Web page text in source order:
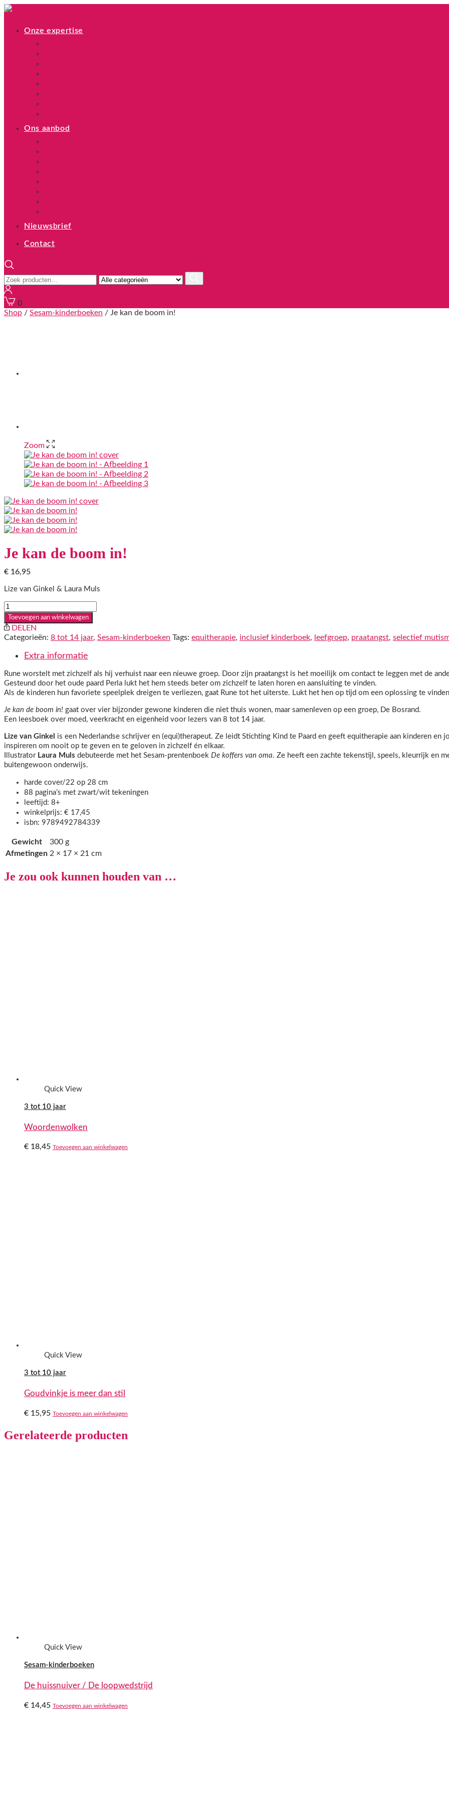
Onze expertise
Ons aanbod
Nieuwsbrief
Contact
Zoeken
naar:
0
Shop / Sesam-kinderboeken / Je kan de boom in!
Zoom
Je kan de boom in!
€ 16,95
Lize van Ginkel & Laura Muls
Je
kan
de
boom
aantal
Toevoegen aan winkelwagen
DELEN
Categorieën: 8 tot 14 jaar, Sesam-kinderboeken Tags: equitherapie, inclusief kinderboek, leefgroep, praatangst, selectief
Extra informatie
Rune worstelt met zichzelf als hij verhuist naar een nieuwe groep. Door zijn praatangst is het moeilijk om contact te leggen met de
Gesteund door het oude paard Perla lukt het hem steeds beter om zichzelf te laten horen en aansluiting te vinden.
Als de kinderen hun favoriete speelplek dreigen te verliezen, gaat Rune tot het uiterste. Lukt het hen op tijd om een oplossing te
Je kan de boom in! gaat over vier bijzonder gewone kinderen die niet thuis wonen, maar samenleven op een groep, De Bosrand.
Een leesboek over moed, veerkracht en eigenheid voor lezers van 8 tot 14 jaar.
Lize van Ginkel is een Nederlandse schrijver en (equi)therapeut. Ze leidt Stichting Kind te Paard en geeft equitherapie aan kinderen
inspireren om nooit op te geven en te geloven in zichzelf én elkaar.
Illustrator Laura Muls debuteerde met het Sesam-prentenboek De koffers van oma. Ze heeft een zachte tekenstijl, speels, kleurrijk en
buitengewoon onderwijs.
harde cover/22 op 28 cm
88 pagina’s met zwart/wit tekeningen
leeftijd: 8+
winkelprijs: € 17,45
isbn: 9789492784339
Gewicht
300 g
Afmetingen 2 × 17 × 21 cm
Je zou ook kunnen houden van …
Quick View
3 tot 10 jaar
Woordenwolken
€ 18,45 Toevoegen aan winkelwagen
Quick View
3 tot 10 jaar
Goudvinkje is meer dan stil
€ 15,95 Toevoegen aan winkelwagen
Gerelateerde producten
Quick View
Sesam-kinderboeken
De huissnuiver / De loopwedstrijd
€ 14,45 Toevoegen aan winkelwagen